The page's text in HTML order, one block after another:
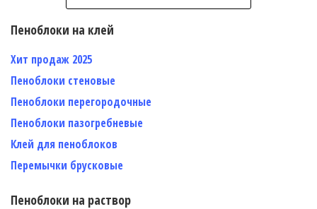
Пеноблоки на клей
Хит продаж 2025
Пеноблоки стеновые
Пеноблоки перегородочные
Пеноблоки пазогребневые
Клей для пеноблоков
Перемычки брусковые
Пеноблоки на раствор